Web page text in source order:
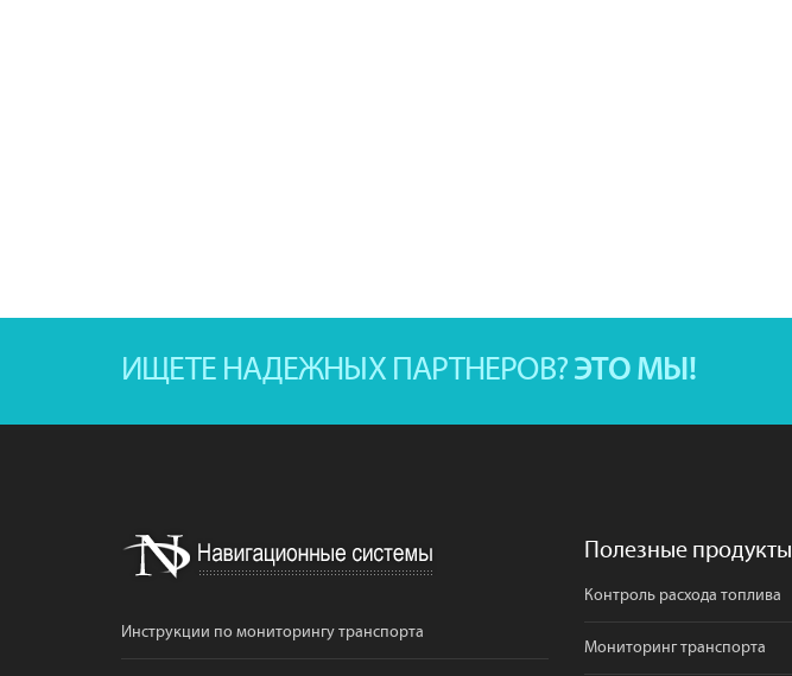
ИЩЕТЕ НАДЕЖНЫХ ПАРТНЕРОВ? ЭТО МЫ!
Инструкции по мониторингу транспорта
Полезные продукты
Контроль расхода топлива
Мониторинг транспорта